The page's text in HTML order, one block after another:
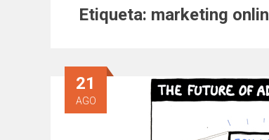
Etiqueta: marketing
21
AGO